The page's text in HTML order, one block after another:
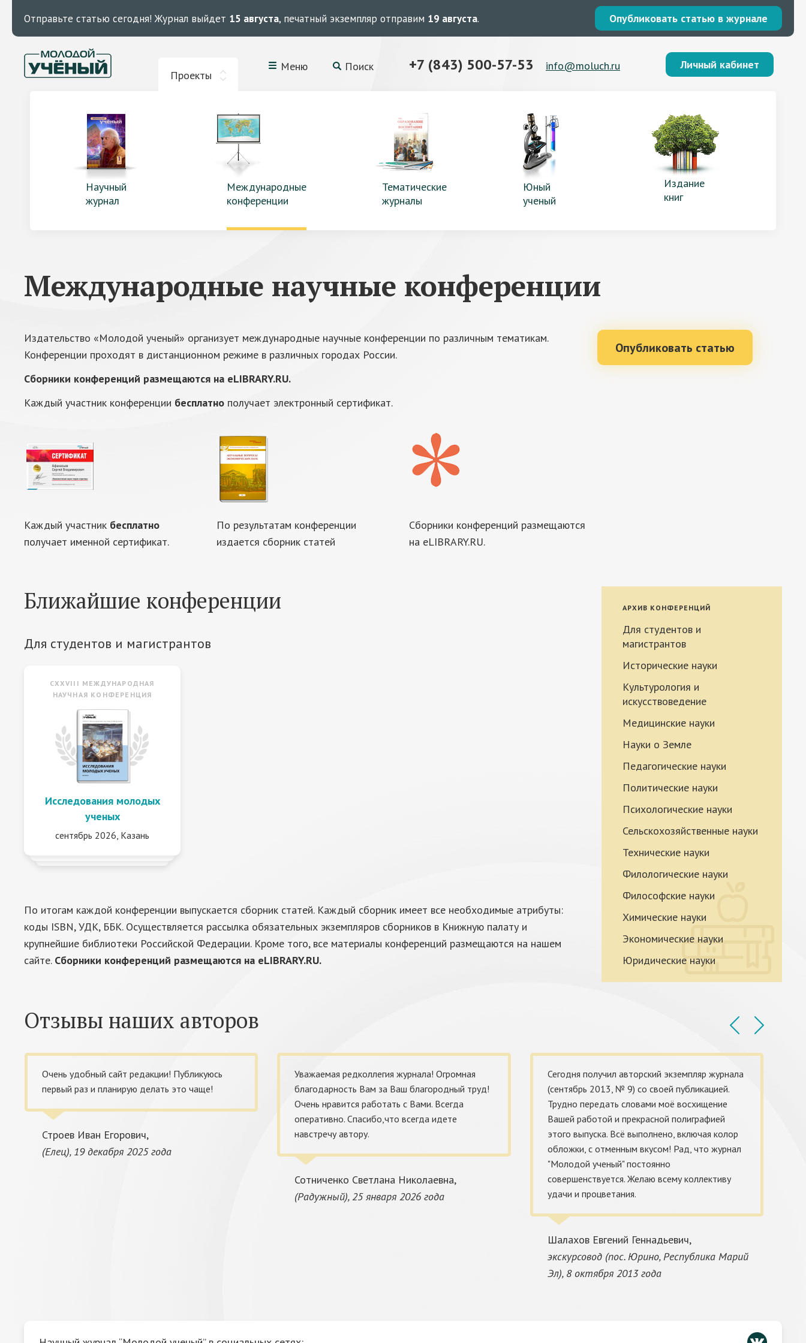
Отправьте статью сегодня! Журнал выйдет 15 августа, печатный экземпляр отправим 19 августа. Опубликовать статью в журнале
Проекты
Меню Поиск +7 (843) 500-57-53 info@moluch.ru Личный кабинет
Научный
журнал
Международные
конференции
Тематические
журналы
Юный
ученый
Издание
книг
Международные научные конференции
Издательство «Молодой ученый» организует международные научные конференции по различным тематикам.
Конференции проходят в дистанционном режиме в различных городах России.
Сборники конференций размещаются на eLIBRARY.RU.
Каждый участник конференции бесплатно получает электронный сертификат.
Опубликовать статью
Каждый участник бесплатно
получает именной сертификат.
По результатам конференции
издается сборник статей
Сборники конференций размещаются
на eLIBRARY.RU.
Ближайшие конференции
Для студентов и магистрантов
CXXVIII МЕЖДУНАРОДНАЯ
НАУЧНАЯ КОНФЕРЕНЦИЯ
Исследования молодых
ученых
сентябрь 2026, Казань
По итогам каждой конференции выпускается сборник статей. Каждый сборник имеет все необходимые атрибуты:
коды ISBN, УДК, ББК. Осуществляется рассылка обязательных экземпляров сборников в Книжную палату и
крупнейшие библиотеки Российской Федерации. Кроме того, все материалы конференций размещаются на нашем
сайте. Сборники конференций размещаются на eLIBRARY.RU.
АРХИВ КОНФЕРЕНЦИЙ
Для студентов и
магистрантов
Исторические науки
Культурология и
искусствоведение
Медицинские науки
Науки о Земле
Педагогические науки
Политические науки
Психологические науки
Сельскохозяйственные науки
Технические науки
Филологические науки
Философские науки
Химические науки
Экономические науки
Юридические науки
Отзывы наших авторов
Очень удобный сайт редакции! Публикуюсь
первый раз и планирую делать это чаще!
Строев Иван Егорович,
(Елец), 19 декабря 2025 года
Уважаемая редколлегия журнала! Огромная
благодарность Вам за Ваш благородный труд!
Очень нравится работать с Вами. Всегда
оперативно. Спасибо,что всегда идете
навстречу автору.
Сотниченко Светлана Николаевна,
(Радужный), 25 января 2026 года
Сегодня получил авторский экземпляр журнала
(сентябрь 2013, № 9) со своей публикацией.
Трудно передать словами моё восхищение
Вашей работой и прекрасной полиграфией
этого выпуска. Всё выполнено, включая колор
обложки, с отменным вкусом! Рад, что журнал
"Молодой ученый" постоянно
совершенствуется. Желаю всему коллективу
удачи и процветания.
Шалахов Евгений Геннадьевич,
экскурсовод (пос. Юрино, Республика Марий
Эл), 8 октября 2013 года